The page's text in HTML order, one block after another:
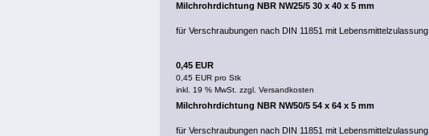
Milchrohrdichtung NBR NW25/5 30 x 40 x 5 mm
für Verschraubungen nach DIN 11851 mit Lebensmittelzulassung
0,45 EUR
0,45 EUR pro Stk
inkl. 19 % MwSt. zzgl. Versandkosten
Milchrohrdichtung NBR NW50/5 54 x 64 x 5 mm
für Verschraubungen nach DIN 11851 mit Lebensmittelzulassung